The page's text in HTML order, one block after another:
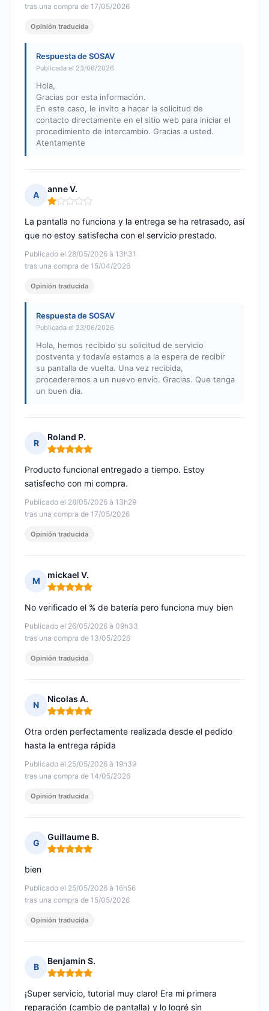
tras una compra de 17/05/2026
Opinión traducida
Respuesta de SOSAV
Publicada el 23/06/2026
Hola,
Gracias por esta información.
En este caso, le invito a hacer la solicitud de
contacto directamente en el sitio web para iniciar el
procedimiento de intercambio. Gracias a usted.
Atentamente
A
anne V.
Nota: 1 de 5
Publicado el 28/05/2026 à 13h31
tras una compra de 15/04/2026
La pantalla no funciona y la entrega se ha retrasado, así
que no estoy satisfecha con el servicio prestado.
Opinión traducida
Respuesta de SOSAV
Publicada el 23/06/2026
Hola, hemos recibido su solicitud de servicio
postventa y todavía estamos a la espera de recibir
su pantalla de vuelta. Una vez recibida,
procederemos a un nuevo envío. Gracias. Que tenga
un buen día.
R
Roland P.
Nota: 5 de 5
Publicado el 28/05/2026 à 13h29
tras una compra de 17/05/2026
Producto funcional entregado a tiempo. Estoy
satisfecho con mi compra.
Opinión traducida
M
mickael V.
Nota: 5 de 5
Publicado el 26/05/2026 à 09h33
tras una compra de 13/05/2026
No verificado el % de batería pero funciona muy bien
Opinión traducida
N
Nicolas A.
Nota: 5 de 5
Publicado el 25/05/2026 à 19h39
tras una compra de 14/05/2026
Otra orden perfectamente realizada desde el pedido
hasta la entrega rápida
Opinión traducida
G
Guillaume B.
Nota: 5 de 5
Publicado el 25/05/2026 à 16h56
tras una compra de 15/05/2026
bien
Opinión traducida
B
Benjamin S.
Nota: 5 de 5
¡Super servicio, tutorial muy claro! Era mi primera
reparación (cambio de pantalla) y lo logré sin